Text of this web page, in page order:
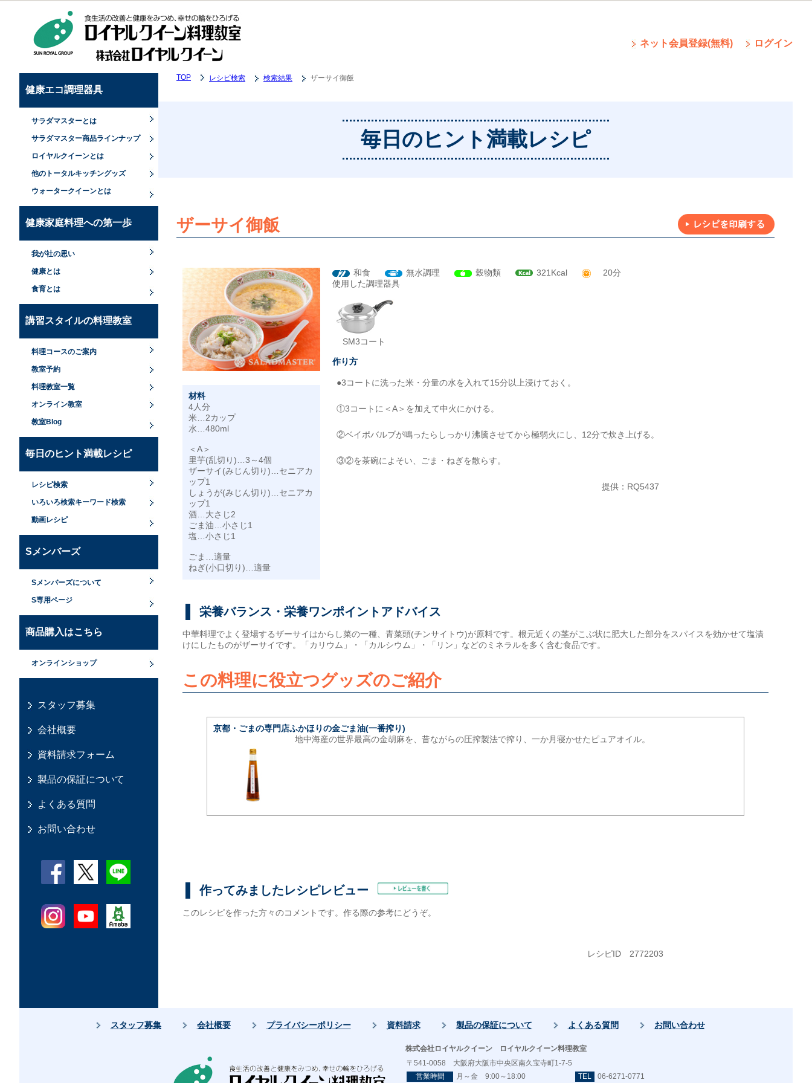
ログイン
ネット会員登録(無料)
健康エコ調理器具
サラダマスターとは
サラダマスター商品ラインナップ
ロイヤルクイーンとは
他のトータルキッチングッズ
ウォータークイーンとは
健康家庭料理への第一歩
我が社の思い
健康とは
食育とは
講習スタイルの料理教室
料理コースのご案内
教室予約
料理教室一覧
オンライン教室
教室Blog
毎日のヒント満載レシピ
レシピ検索
いろいろ検索キーワード検索
動画レシピ
Sメンバーズ
Sメンバーズについて
S専用ページ
商品購入はこちら
オンラインショップ
スタッフ募集
会社概要
資料請求フォーム
製品の保証について
よくある質問
お問い合わせ
TOP レシピ検索 検索結果 ザーサイ御飯
毎日のヒント満載レシピ
ザーサイ御飯
材料
4人分
米…2カップ
水…480ml
＜A＞
里芋(乱切り)…3～4個
ザーサイ(みじん切り)…セニアカ
ップ1
しょうが(みじん切り)…セニアカ
ップ1
酒…大さじ2
ごま油…小さじ1
塩…小さじ1
ごま…適量
ねぎ(小口切り)…適量
和食 無水調理 穀物類 321Kcal
20分
使用した調理器具
SM3コート
作り方
●3コートに洗った米・分量の水を入れて15分以上浸けておく。
①3コートに＜A＞を加えて中火にかける。
②ベイポバルブが鳴ったらしっかり沸騰させてから極弱火にし、12分で炊き上げる。
③②を茶碗によそい、ごま・ねぎを散らす。
提供：RQ5437
栄養バランス・栄養ワンポイントアドバイス
中華料理でよく登場するザーサイはからし菜の一種、青菜頭(チンサイトウ)が原料です。根元近くの茎がこぶ状に肥大した部分をスパイスを効かせて塩漬
けにしたものがザーサイです。「カリウム」・「カルシウム」・「リン」などのミネラルを多く含む食品です。
この料理に役立つグッズのご紹介
京都・ごまの専門店ふかほりの金ごま油(一番搾り)
地中海産の世界最高の金胡麻を、昔ながらの圧搾製法で搾り、一か月寝かせたピュアオイル。
作ってみましたレシピレビュー
このレシピを作った方々のコメントです。作る際の参考にどうぞ。
レシピID 2772203
スタッフ募集 会社概要 プライバシーポリシー 資料請求 製品の保証について よくある質問 お問い合わせ
株式会社ロイヤルクイーン ロイヤルクイーン料理教室
〒541-0058 大阪府大阪市中央区南久宝寺町1-7-5
営業時間
月～金 9:00～18:00 TEL 06-6271-0771